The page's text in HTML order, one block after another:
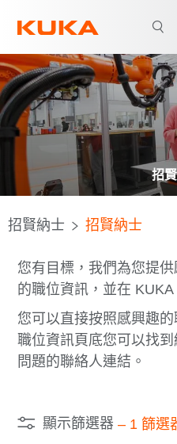
招
招賢納士 招賢納士
您有目標，我們為您提
的職位資訊，並在
您可以直接按照感興趣
職位資訊頁底您可以找
問題的聯絡人連結。
顯示篩選器 – 1 篩選